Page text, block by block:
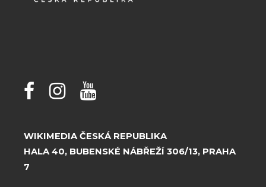
WIKIMEDIA ČESKÁ REPUBLIKA
HALA 40, BUBENSKÉ NÁBŘEŽÍ 306/13, PRAHA
7